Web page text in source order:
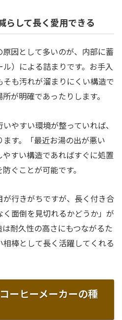
らして長く愛用できる
因として多いのが、内部に蓄
）による詰まりです。お手入
も汚れが溜まりにくい構造で
が明確であったりします。
やすい環境が整っていれば、
す。「最近お湯の出が悪い
すい構造であればすぐに処置
ぐことが可能です。
行きがちですが、長く付き合
面倒を見切れるかどうか」が
耐久性の高さにもつながるた
棒として長く活躍してくれる
ーヒーメーカーの種